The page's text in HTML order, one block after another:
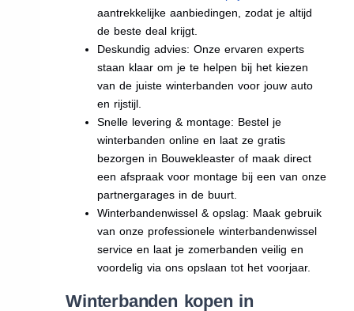
aantrekkelijke aanbiedingen, zodat je altijd
de beste deal krijgt.
Deskundig advies: Onze ervaren experts
staan klaar om je te helpen bij het kiezen
van de juiste winterbanden voor jouw auto
en rijstijl.
Snelle levering & montage: Bestel je
winterbanden online en laat ze gratis
bezorgen in Bouwekleaster of maak direct
een afspraak voor montage bij een van onze
partnergarages in de buurt.
Winterbandenwissel & opslag: Maak gebruik
van onze professionele winterbandenwissel
service en laat je zomerbanden veilig en
voordelig via ons opslaan tot het voorjaar.
Winterbanden kopen in